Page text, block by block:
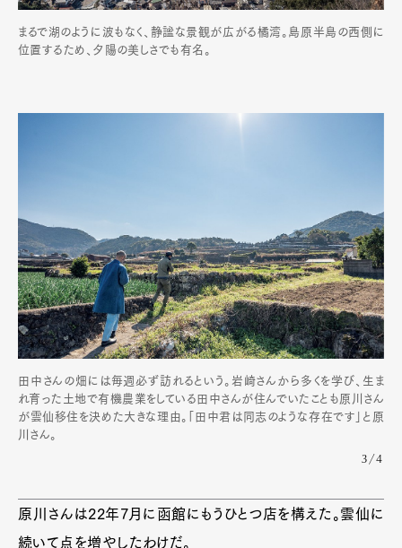
Contact
まるで湖のように波もなく、静謐な景観が広がる橘湾。島原半島の西側に
位置するため、夕陽の美しさでも有名。
田中さんの畑には毎週必ず訪れるという。岩崎さんから多くを学び、生ま
れ育った土地で有機農業をしている田中さんが住んでいたことも原川さん
が雲仙移住を決めた大きな理由。「田中君は同志のような存在です」と原
川さん。
3/4
原川さんは22年7月に函館にもうひとつ店を構えた。雲仙に
続いて点を増やしたわけだ。